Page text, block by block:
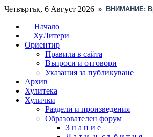
Четвъртък, 6 Август 2026 » ВНИМАНИЕ:
Начало
ХуЛитери
Ориентир
Правила в сайта
Въпроси и отговори
Указания за публикуване
Архив
Хулитека
Хулички
Раздели и произведения
Образователен форум
З н а н и е